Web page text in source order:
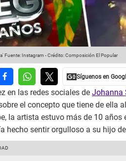
Fuente: Instagram -Crédito: Composición El Popular
en las redes sociales de Johanna
el concepto que tiene de ella
la artista estuvo más de 10 años
hecho sentir orgulloso a su hijo